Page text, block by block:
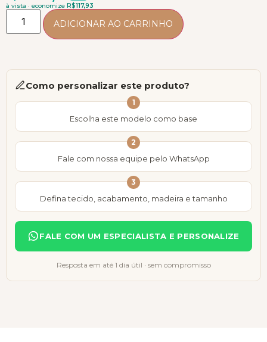
à vista · economize R$117,93
ADICIONAR AO CARRINHO
Como personalizar este produto?
1
Escolha este modelo como base
2
Fale com nossa equipe pelo WhatsApp
3
Defina tecido, acabamento, madeira e tamanho
FALE COM UM ESPECIALISTA E PERSONALIZE
Resposta em até 1 dia útil · sem compromisso